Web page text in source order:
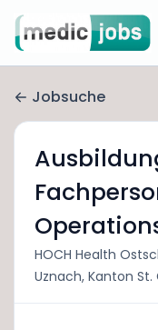
Jobsuche
HOCH Health
Uznach, Kanton St.